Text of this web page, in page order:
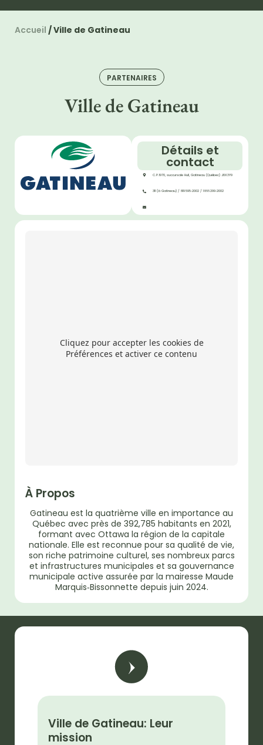
Accueil /Ville de Gatineau
PARTENAIRES
Ville de Gatineau
Détails et
contact
C. P. 1970, succursale Hull, Gatineau (Québec) J8X 3Y9
311 (à Gatineau) / 819 595‑2002 / 1 866 299‑2002
Cliquez pour accepter les cookies de
Préférences et activer ce contenu
À Propos
Gatineau est la quatrième ville en importance au
Québec avec près de 392,785 habitants en 2021,
formant avec Ottawa la région de la capitale
nationale. Elle est reconnue pour sa qualité de vie,
son riche patrimoine culturel, ses nombreux parcs
et infrastructures municipales et sa gouvernance
municipale active assurée par la mairesse Maude
Marquis‑Bissonnette depuis juin 2024.
Ville de Gatineau: Leur
mission